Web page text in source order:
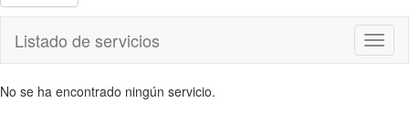
Listado de servicios
No se ha encontrado ningún servicio.